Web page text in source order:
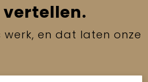
vertellen.
werk, en dat laten onze